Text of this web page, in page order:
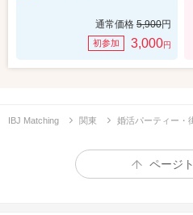
通常価格 5,900円
初参加 3,000円
IBJ Matching 関東 婚活パーティー・
ページ